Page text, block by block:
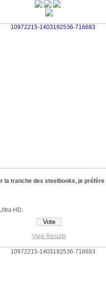
la tranche des steelbooks, je préfère
HD.
View Results